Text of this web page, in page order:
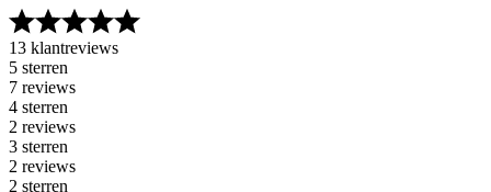
13 klantreviews
5 sterren
7 reviews
4 sterren
2 reviews
3 sterren
2 reviews
2 sterren